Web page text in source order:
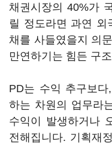
채권시장의 40%가
릴 정도라면 과연 외
채를 사들였을지 의
만연하기는 힘든 구
PD는 수익 추구보
하는 차원의 업무라
수익이 발생하거나
전해집니다. 기획재